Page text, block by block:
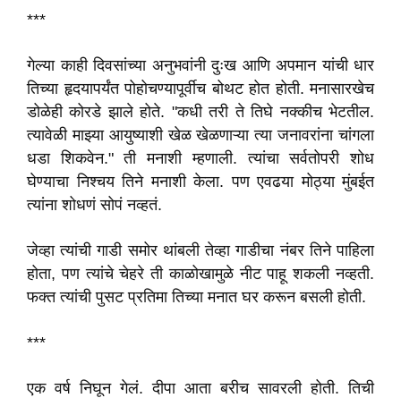
***
गेल्या काही दिवसांच्या अनुभवांनी दुःख आणि अपमान यांची धार
तिच्या हृदयापर्यंत पोहोचण्यापूर्वीच बोथट होत होती. मनासारखेच
डोळेही कोरडे झाले होते. "कधी तरी ते तिघे नक्कीच भेटतील.
त्यावेळी माझ्या आयुष्याशी खेळ खेळणाऱ्या त्या जनावरांना चांगला
धडा शिकवेन." ती मनाशी म्हणाली. त्यांचा सर्वतोपरी शोध
घेण्याचा निश्चय तिने मनाशी केला. पण एवढया मोठ्या मुंबईत
त्यांना शोधणं सोपं नव्हतं.
जेव्हा त्यांची गाडी समोर थांबली तेव्हा गाडीचा नंबर तिने पाहिला
होता, पण त्यांचे चेहरे ती काळोखामुळे नीट पाहू शकली नव्हती.
फक्त त्यांची पुसट प्रतिमा तिच्या मनात घर करून बसली होती.
***
एक वर्ष निघून गेलं. दीपा आता बरीच सावरली होती. तिची